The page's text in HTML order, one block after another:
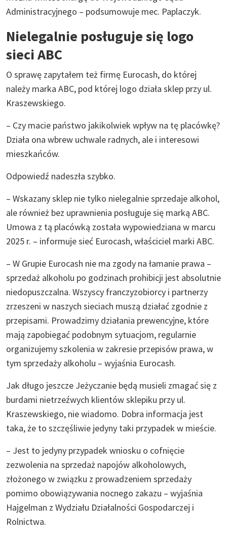
Administracyjnego – podsumowuje mec. Paplaczyk.
Nielegalnie posługuje się logo
sieci ABC
O sprawę zapytałem też firmę Eurocash, do której
należy marka ABC, pod której logo działa sklep przy ul.
Kraszewskiego.
– Czy macie państwo jakikolwiek wpływ na tę placówkę?
Działa ona wbrew uchwale radnych, ale i interesowi
mieszkańców.
Odpowiedź nadeszła szybko.
– Wskazany sklep nie tylko nielegalnie sprzedaje alkohol,
ale również bez uprawnienia posługuje się marką ABC.
Umowa z tą placówką została wypowiedziana w marcu
2025 r. – informuje sieć Eurocash, właściciel marki ABC.
– W Grupie Eurocash nie ma zgody na łamanie prawa –
sprzedaż alkoholu po godzinach prohibicji jest absolutnie
niedopuszczalna. Wszyscy franczyzobiorcy i partnerzy
zrzeszeni w naszych sieciach muszą działać zgodnie z
przepisami. Prowadzimy działania prewencyjne, które
mają zapobiegać podobnym sytuacjom, regularnie
organizujemy szkolenia w zakresie przepisów prawa, w
tym sprzedaży alkoholu – wyjaśnia Eurocash.
Jak długo jeszcze Jeżyczanie będą musieli zmagać się z
burdami nietrzeźwych klientów sklepiku przy ul.
Kraszewskiego, nie wiadomo. Dobra informacja jest
taka, że to szczęśliwie jedyny taki przypadek w mieście.
– Jest to jedyny przypadek wniosku o cofnięcie
zezwolenia na sprzedaż napojów alkoholowych,
złożonego w związku z prowadzeniem sprzedaży
pomimo obowiązywania nocnego zakazu – wyjaśnia
Hajgelman z Wydziału Działalności Gospodarczej i
Rolnictwa.